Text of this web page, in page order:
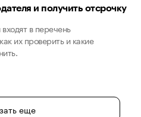
и получить отсрочку
в перечень
их проверить и какие
еще